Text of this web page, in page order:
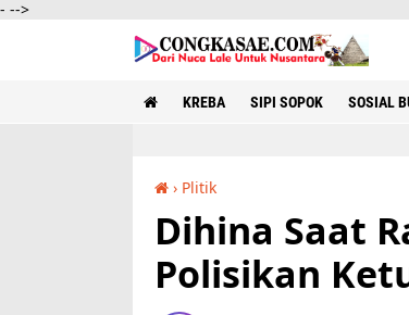
- -->
KREBA SIPI SOPOK SOSIAL
› Plitik
Dihina Saat
Polisikan